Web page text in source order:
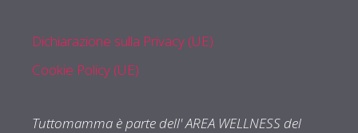
Dichiarazione sulla Privacy (UE)
Cookie Policy (UE)
Tuttomamma è parte dell' AREA WELLNESS del